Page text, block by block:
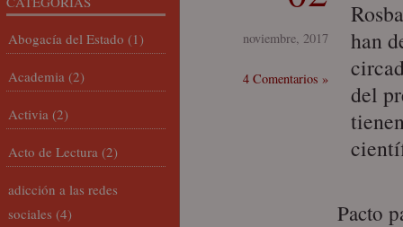
noviembre, 2017
4 Comentarios »
han
del
Pacto
Abogacía del Estado (1)
Academia (2)
Activia (2)
Acto de Lectura (2)
adicción a las redes
sociales (4)